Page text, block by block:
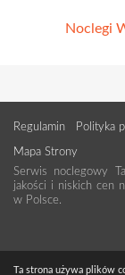
Noclegi
Regulamin Polityka
Mapa Strony
Serwis noclegowy
jakości i niskich cen
w Polsce.
Ta strona używa plików